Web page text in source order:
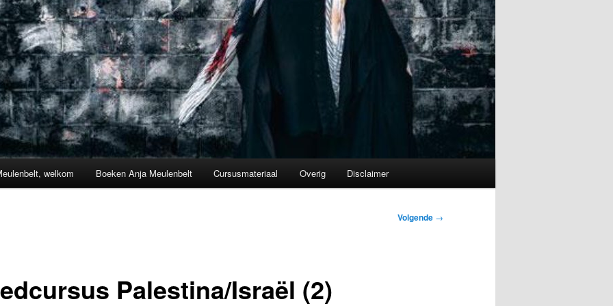
welkom Boeken Anja Meulenbelt Cursusmateriaal Overig Disclaimer
Volgende →
Palestina/Israël (2)